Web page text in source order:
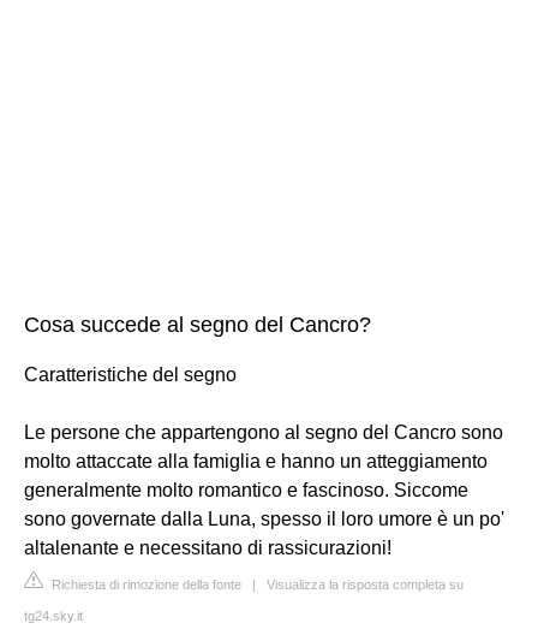
Cosa succede al segno del Cancro?
Caratteristiche del segno
Le persone che appartengono al segno del Cancro sono
molto attaccate alla famiglia e hanno un atteggiamento
generalmente molto romantico e fascinoso. Siccome
sono governate dalla Luna, spesso il loro umore è un po'
altalenante e necessitano di rassicurazioni!
Richiesta di rimozione della fonte | Visualizza la risposta completa su
tg24.sky.it